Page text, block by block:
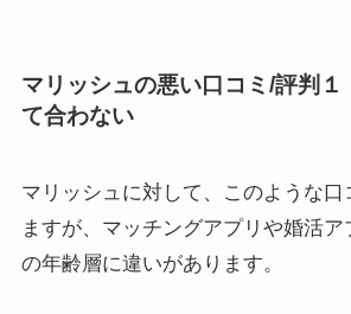
マリッシュの悪い口コミ/評判１
て合わない
マリッシュに対して、このような口
ますが、マッチングアプリや婚活ア
の年齢層に違いがあります。